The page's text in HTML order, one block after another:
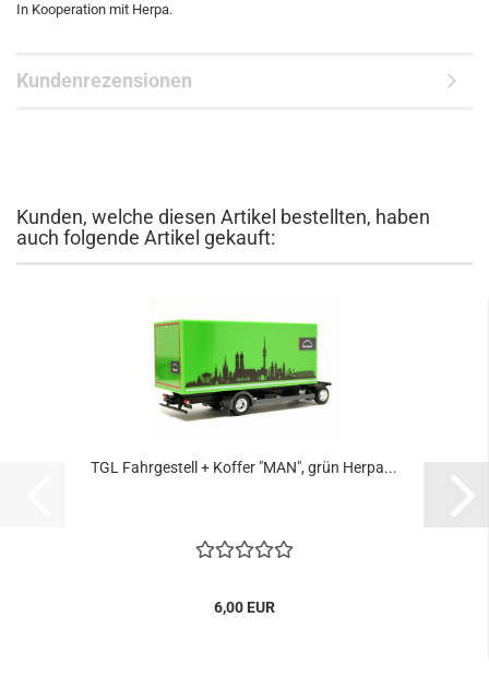
In Kooperation mit Herpa.
Kundenrezensionen
Kunden, welche diesen Artikel bestellten, haben
auch folgende Artikel gekauft:
TGL Fahrgestell + Koffer "MAN", grün Herpa...
6,00 EUR